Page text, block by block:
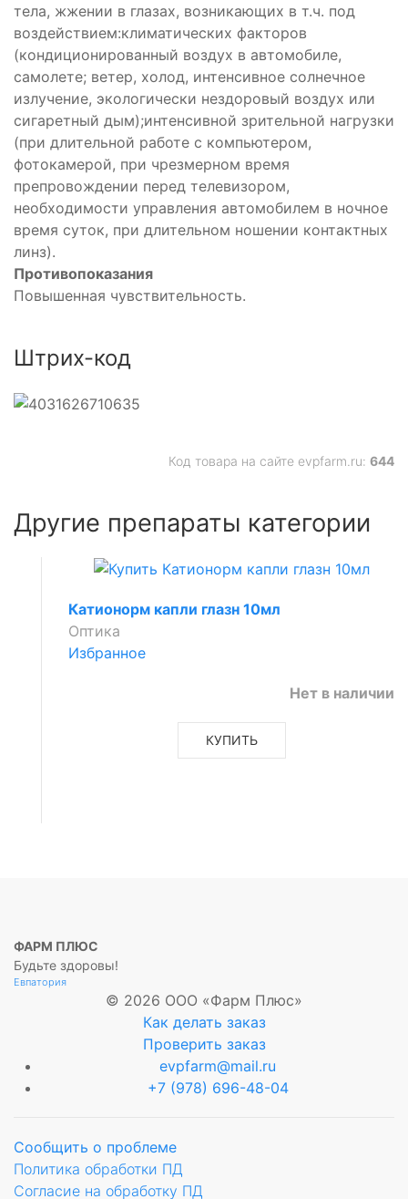
тела, жжении в глазах, возникающих в т.ч. под
воздействием:климатических факторов
(кондиционированный воздух в автомобиле,
самолете; ветер, холод, интенсивное солнечное
излучение, экологически нездоровый воздух или
сигаретный дым);интенсивной зрительной нагрузки
(при длительной работе с компьютером,
фотокамерой, при чрезмерном время
препровождении перед телевизором,
необходимости управления автомобилем в ночное
время суток, при длительном ношении контактных
линз).
Противопоказания
Повышенная чувствительность.
Штрих-код
Код товара на сайте evpfarm.ru: 644
Другие препараты категории
Катионорм капли глазн 10мл
Оптика
Избранное
Нет в наличии
КУПИТЬ
ФАРМ ПЛЮС
Будьте здоровы!
Евпатория
© 2026 ООО «Фарм Плюс»
Как делать заказ
Проверить заказ
evpfarm@mail.ru
+7 (978) 696-48-04
Сообщить о проблеме
Политика обработки ПД
Согласие на обработку ПД